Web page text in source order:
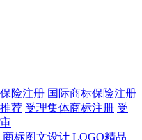
险注册 国际商标保险注册
荐 受理集体商标注册 受
商标图文设计 LOGO精品